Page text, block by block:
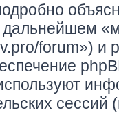
дальнейшем
forum») и